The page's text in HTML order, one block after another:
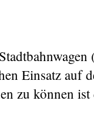
Einsatz auf
zu können